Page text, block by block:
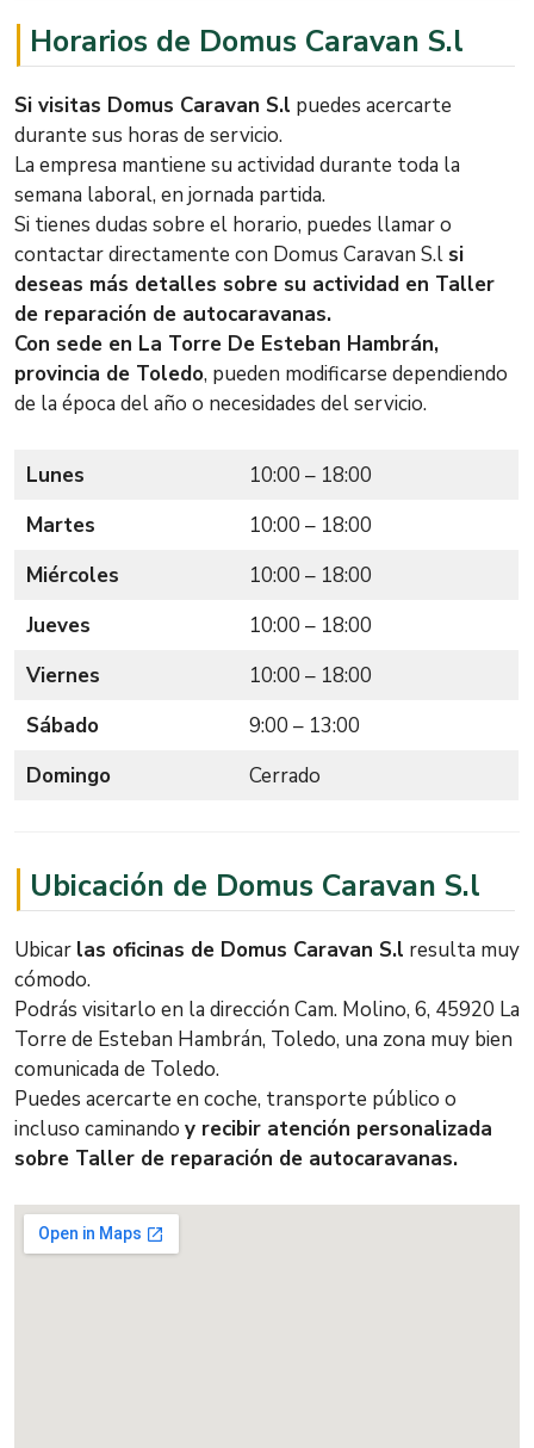
Horarios de Domus Caravan S.l
Si visitas Domus Caravan S.l puedes acercarte
durante sus horas de servicio.
La empresa mantiene su actividad durante toda la
semana laboral, en jornada partida.
Si tienes dudas sobre el horario, puedes llamar o
contactar directamente con Domus Caravan S.l si
deseas más detalles sobre su actividad en Taller
de reparación de autocaravanas.
Con sede en La Torre De Esteban Hambrán,
provincia de Toledo, pueden modificarse dependiendo
de la época del año o necesidades del servicio.
Lunes
10:00 – 18:00
Martes
10:00 – 18:00
Miércoles
10:00 – 18:00
Jueves
10:00 – 18:00
Viernes
10:00 – 18:00
Sábado
9:00 – 13:00
Domingo
Cerrado
Ubicación de Domus Caravan S.l
Ubicar las oficinas de Domus Caravan S.l resulta muy
cómodo.
Podrás visitarlo en la dirección Cam. Molino, 6, 45920 La
Torre de Esteban Hambrán, Toledo, una zona muy bien
comunicada de Toledo.
Puedes acercarte en coche, transporte público o
incluso caminando y recibir atención personalizada
sobre Taller de reparación de autocaravanas.